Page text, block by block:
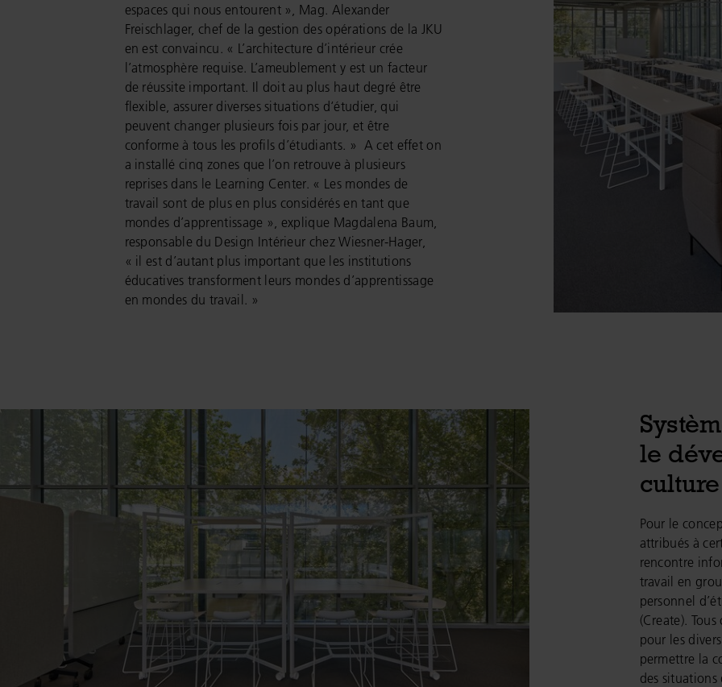
espaces qui nous entourent », Mag. Alexander
Freischlager, chef de la gestion des opérations de la JKU
en est convaincu. « L’architecture d’intérieur crée
l’atmosphère requise. L’ameublement y est un facteur
de réussite important. Il doit au plus haut degré être
flexible, assurer diverses situations d‘étudier, qui
peuvent changer plusieurs fois par jour, et être
conforme à tous les profils d’étudiants. » A cet effet on
a installé cinq zones que l’on retrouve à plusieurs
reprises dans le Learning Center. « Les mondes de
travail sont de plus en plus considérés en tant que
mondes d’apprentissage », explique Magdalena Baum,
responsable du Design Intérieur chez Wiesner-Hager,
« il est d’autant plus important que les institutions
éducatives transforment leurs mondes d’apprentissage
en mondes du travail. »
le
Pour le
attribués à
rencontre
travail en
personnel
(Create).
pour les
permettre la
des